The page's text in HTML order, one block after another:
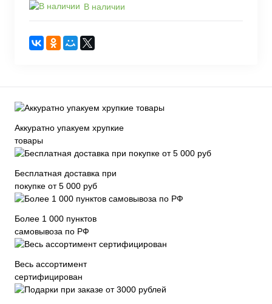
В наличии
Аккуратно упакуем хрупкие
товары
Бесплатная доставка при
покупке от 5 000 руб
Более 1 000 пунктов
самовывоза по РФ
Весь ассортимент
сертифицирован